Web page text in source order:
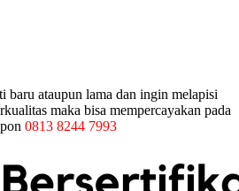
ataupun lama dan ingin melapisi
maka bisa mempercayakan pada
0813 8244 7993